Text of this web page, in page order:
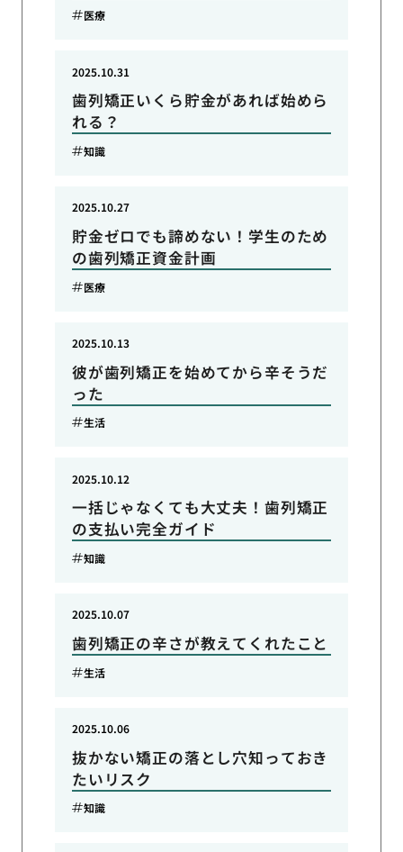
医療
歯列矯正いくら貯金があれば始めら
れる？
2025.10.31
知識
貯金ゼロでも諦めない！学生のため
の歯列矯正資金計画
2025.10.27
医療
彼が歯列矯正を始めてから辛そうだ
った
2025.10.13
生活
一括じゃなくても大丈夫！歯列矯正
の支払い完全ガイド
2025.10.12
知識
歯列矯正の辛さが教えてくれたこと
2025.10.07
生活
抜かない矯正の落とし穴知っておき
たいリスク
2025.10.06
知識